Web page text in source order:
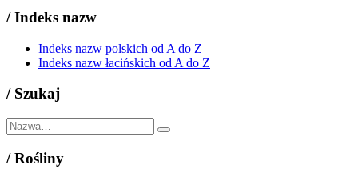
/Indeks nazw
Indeks nazw polskich od A do Z
Indeks nazw łacińskich od A do Z
/ Szukaj
/Rośliny